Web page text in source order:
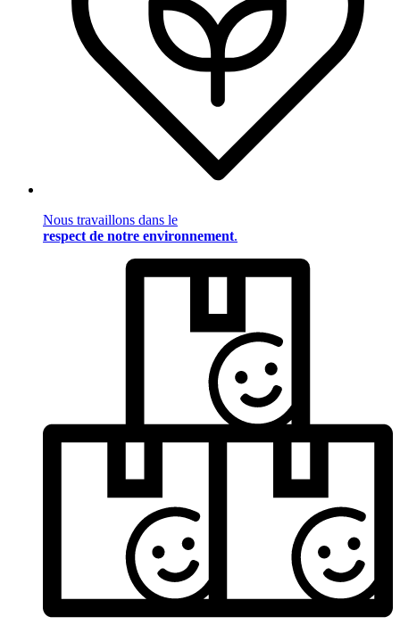
Nous travaillons dans le
respect de notre environnement.